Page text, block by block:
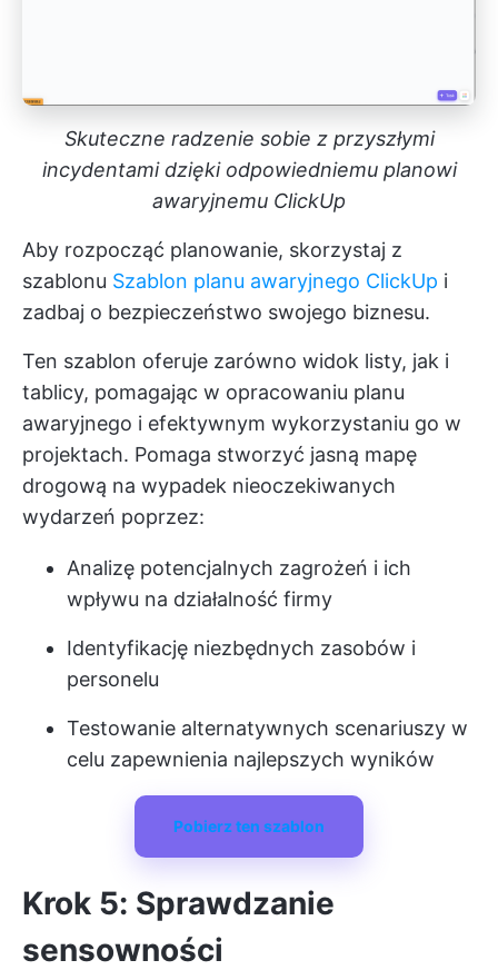
Skuteczne radzenie sobie z przyszłymi
incydentami dzięki odpowiedniemu planowi
awaryjnemu ClickUp
Aby rozpocząć planowanie, skorzystaj z
szablonu Szablon planu awaryjnego ClickUp i
zadbaj o bezpieczeństwo swojego biznesu.
Ten szablon oferuje zarówno widok listy, jak i
tablicy, pomagając w opracowaniu planu
awaryjnego i efektywnym wykorzystaniu go w
projektach. Pomaga stworzyć jasną mapę
drogową na wypadek nieoczekiwanych
wydarzeń poprzez:
Analizę potencjalnych zagrożeń i ich
wpływu na działalność firmy
Identyfikację niezbędnych zasobów i
personelu
Testowanie alternatywnych scenariuszy w
celu zapewnienia najlepszych wyników
Pobierz ten szablon
Krok 5: Sprawdzanie
sensowności